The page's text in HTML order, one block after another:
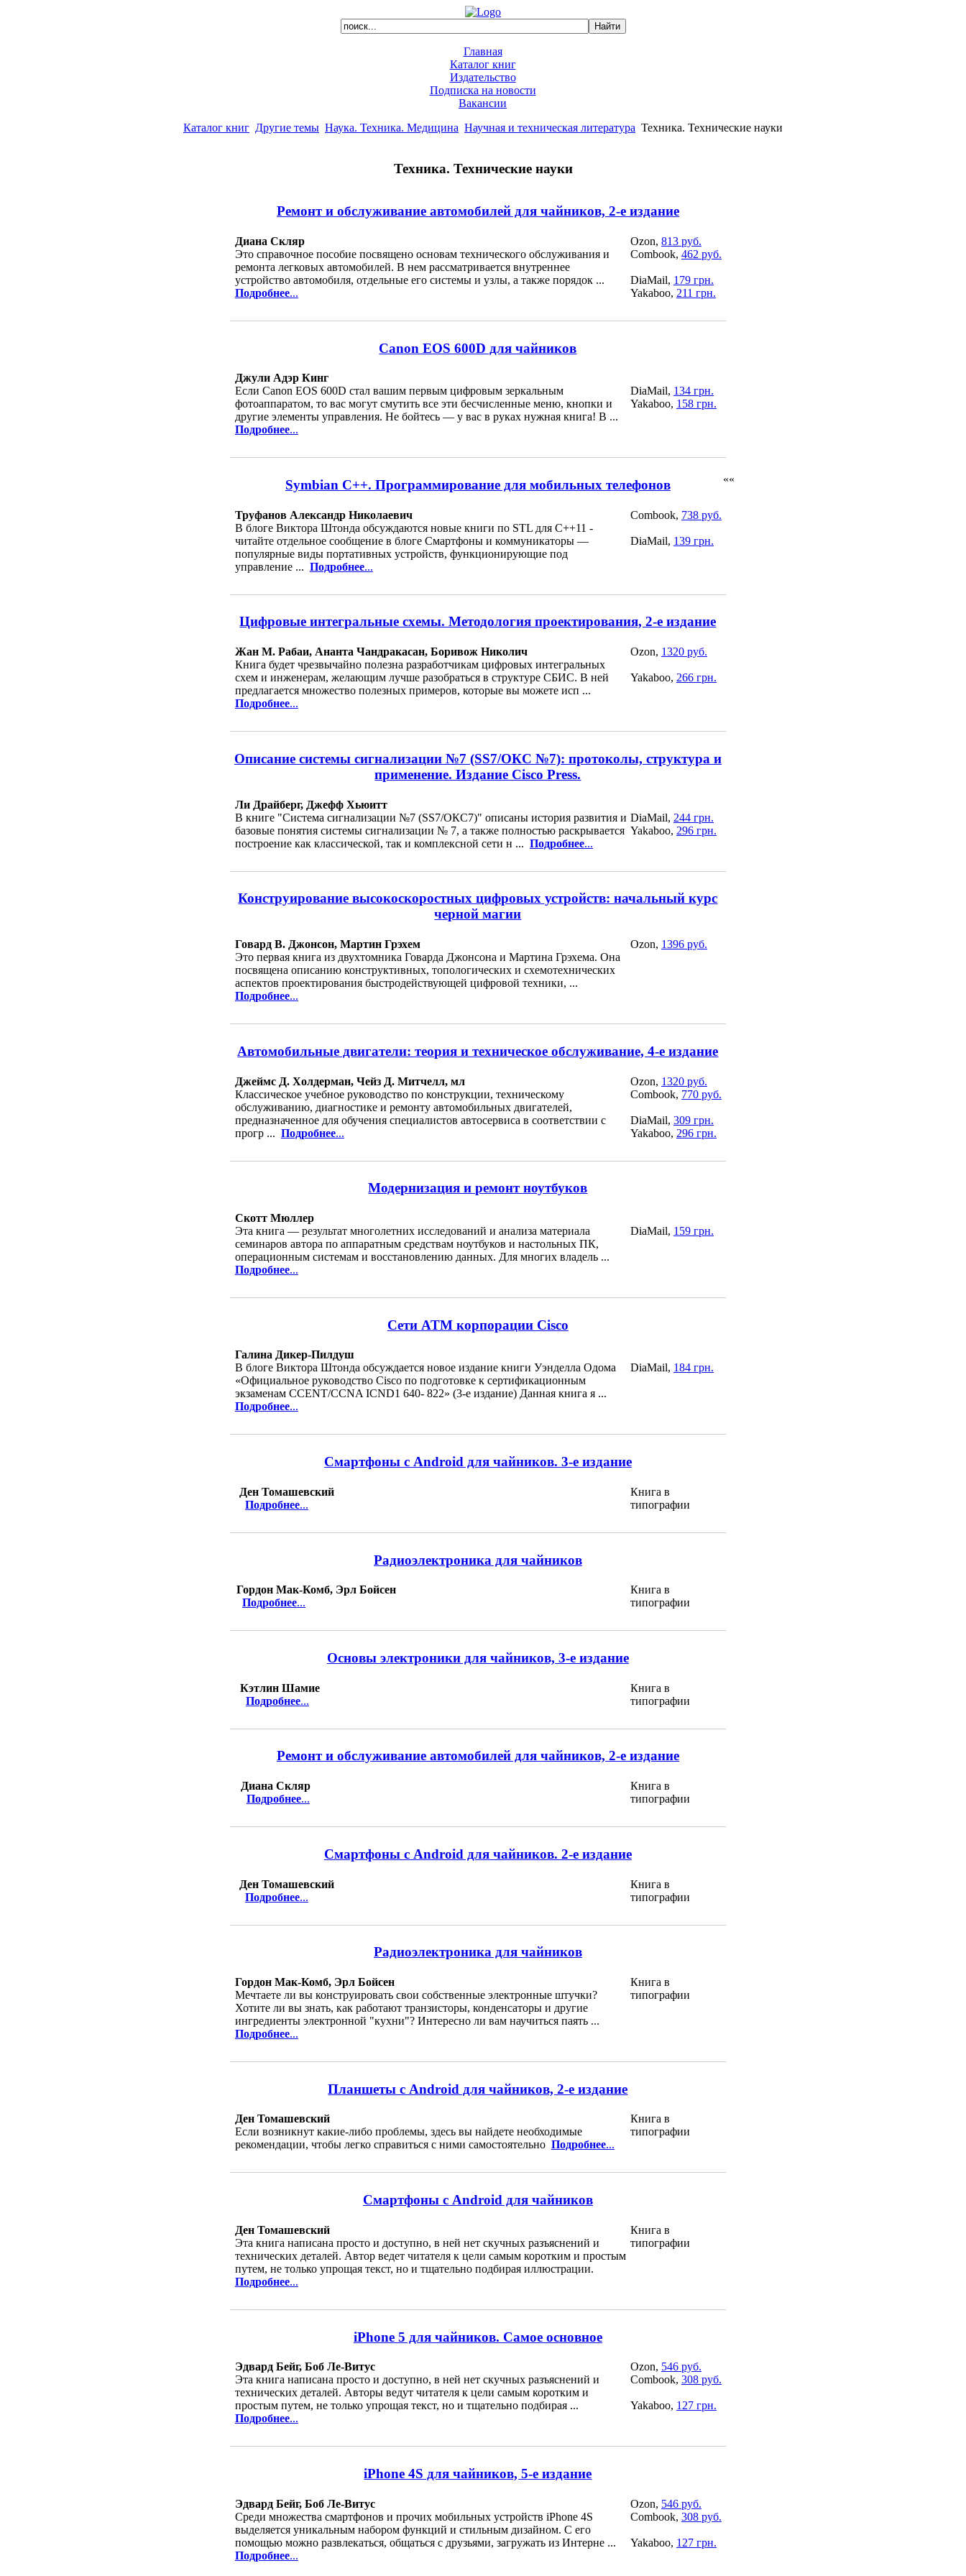
Главная
Каталог книг
Издательство
Подписка на новости
Вакансии
Каталог книг Другие темы Наука. Техника. Медицина Научная и техническая литература Техника. Технические науки
Техника. Технические науки
Ремонт и обслуживание автомобилей для чайников, 2-е издание
Диана Скляр
Это справочное пособие посвящено основам технического обслуживания и
ремонта легковых автомобилей. В нем рассматривается внутреннее
устройство автомобиля, отдельные его системы и узлы, а также порядок ...
Подробнее...
Ozon, 813 руб.
Combook, 462 руб.
DiaMail, 179 грн.
Yakaboo, 211 грн.
Canon EOS 600D для чайников
Джули Адэр Кинг
Если Canon EOS 600D стал вашим первым цифровым зеркальным
фотоаппаратом, то вас могут смутить все эти бесчисленные меню, кнопки и
другие элементы управления. Не бойтесь — у вас в руках нужная книга! В ...
Подробнее...
DiaMail, 134 грн.
Yakaboo, 158 грн.
Symbian C++. Программирование для мобильных телефонов
Труфанов Александр Николаевич
В блоге Виктора Штонда обсуждаются новые книги по STL для C++11 -
читайте отдельное сообщение в блоге Смартфоны и коммуникаторы —
популярные виды портативных устройств, функционирующие под
управление ... Подробнее...
Combook, 738 руб.
DiaMail, 139 грн.
Цифровые интегральные схемы. Методология проектирования, 2-е издание
Жан М. Рабаи, Ананта Чандракасан, Боривож Николич
Книга будет чрезвычайно полезна разработчикам цифровых интегральных
схем и инженерам, желающим лучше разобраться в структуре СБИС. В ней
предлагается множество полезных примеров, которые вы можете исп ...
Подробнее...
Ozon, 1320 руб.
Yakaboo, 266 грн.
Описание системы сигнализации №7 (SS7/ОКC №7): протоколы, структура и
применение. Издание Cisco Press.
Ли Драйберг, Джефф Хьюитт
В книге "Система сигнализации №7 (SS7/ОКC7)" описаны история развития и
базовые понятия системы сигнализации № 7, а также полностью раскрывается
построение как классической, так и комплексной сети н ... Подробнее...
DiaMail, 244 грн.
Yakaboo, 296 грн.
Конструирование высокоскоростных цифровых устройств: начальный курс
черной магии
Говард В. Джонсон, Мартин Грэхем
Это первая книга из двухтомника Говарда Джонсона и Мартина Грэхема. Она
посвящена описанию конструктивных, топологических и схемотехнических
аспектов проектирования быстродействующей цифровой техники, ...
Подробнее...
Ozon, 1396 руб.
Автомобильные двигатели: теория и техническое обслуживание, 4-е издание
Джеймс Д. Холдерман, Чейз Д. Митчелл, мл
Классическое учебное руководство по конструкции, техническому
обслуживанию, диагностике и ремонту автомобильных двигателей,
предназначенное для обучения специалистов автосервиса в соответствии с
прогр ... Подробнее...
Ozon, 1320 руб.
Combook, 770 руб.
DiaMail, 309 грн.
Yakaboo, 296 грн.
Модернизация и ремонт ноутбуков
Скотт Мюллер
Эта книга — результат многолетних исследований и анализа материала
семинаров автора по аппаратным средствам ноутбуков и настольных ПК,
операционным системам и восстановлению данных. Для многих владель ...
Подробнее...
DiaMail, 159 грн.
Сети ATM корпорации Cisco
Галина Дикер-Пилдуш
В блоге Виктора Штонда обсуждается новое издание книги Уэнделла Одома
«Официальное руководство Cisco по подготовке к сертификационным
экзаменам CCENT/CCNA ICND1 640- 822» (3-е издание) Данная книга я ...
Подробнее...
DiaMail, 184 грн.
Смартфоны с Android для чайников. 3-е издание
Ден Томашевский
Подробнее...
Книга в
типографии
Радиоэлектроника для чайников
Гордон Мак-Комб, Эрл Бойсен
Подробнее...
Книга в
типографии
Основы электроники для чайников, 3-е издание
Кэтлин Шамие
Подробнее...
Книга в
типографии
Ремонт и обслуживание автомобилей для чайников, 2-е издание
Диана Скляр
Подробнее...
Книга в
типографии
Смартфоны с Android для чайников. 2-е издание
Ден Томашевский
Подробнее...
Книга в
типографии
Радиоэлектроника для чайников
Гордон Мак-Комб, Эрл Бойсен
Мечтаете ли вы конструировать свои собственные электронные штучки?
Хотите ли вы знать, как работают транзисторы, конденсаторы и другие
ингредиенты электронной "кухни"? Интересно ли вам научиться паять ...
Подробнее...
Книга в
типографии
Планшеты с Android для чайников, 2-е издание
Ден Томашевский
Если возникнут какие-либо проблемы, здесь вы найдете необходимые
рекомендации, чтобы легко справиться с ними самостоятельно Подробнее...
Книга в
типографии
Смартфоны с Android для чайников
Ден Томашевский
Эта книга написана просто и доступно, в ней нет скучных разъяснений и
технических деталей. Автор ведет читателя к цели самым коротким и простым
путем, не только упрощая текст, но и тщательно подбирая иллюстрации.
Подробнее...
Книга в
типографии
iPhone 5 для чайников. Самое основное
Эдвард Бейг, Боб Ле-Витус
Эта книга написана просто и доступно, в ней нет скучных разъяснений и
технических деталей. Авторы ведут читателя к цели самым коротким и
простым путем, не только упрощая текст, но и тщательно подбирая ...
Подробнее...
Ozon, 546 руб.
Combook, 308 руб.
Yakaboo, 127 грн.
iPhone 4S для чайников, 5-е издание
Эдвард Бейг, Боб Ле-Витус
Среди множества смартфонов и прочих мобильных устройств iPhone 4S
выделяется уникальным набором функций и стильным дизайном. С его
помощью можно развлекаться, общаться с друзьями, загружать из Интерне ...
Подробнее...
Ozon, 546 руб.
Combook, 308 руб.
Yakaboo, 127 грн.
««